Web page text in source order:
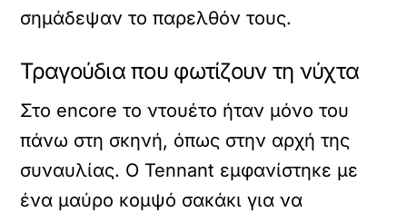
σημάδεψαν το παρελθόν τους.
Τραγούδια που φωτίζουν τη νύχτα
Στο encore το ντουέτο ήταν μόνο του
πάνω στη σκηνή, όπως στην αρχή της
συναυλίας. Ο Tennant εμφανίστηκε με
ένα μαύρο κομψό σακάκι για να